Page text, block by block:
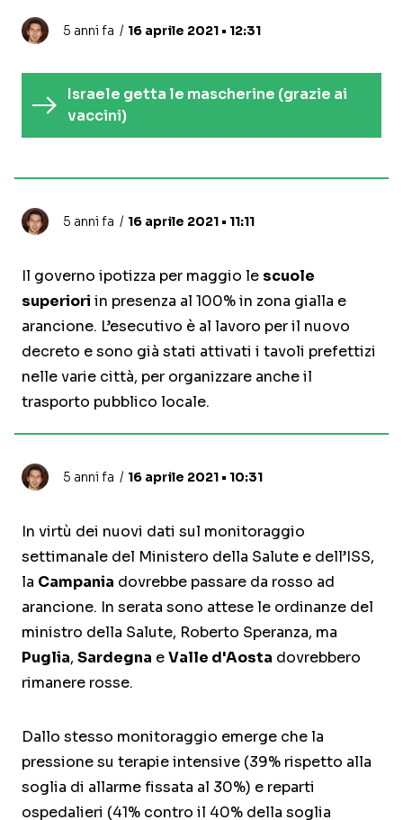
5 anni fa 16 aprile 2021 • 12:31
Israele getta le mascherine (grazie ai
vaccini)
5 anni fa 16 aprile 2021 • 11:11
Il governo ipotizza per maggio le scuole
superiori in presenza al 100% in zona gialla e
arancione. L’esecutivo è al lavoro per il nuovo
decreto e sono già stati attivati i tavoli prefettizi
nelle varie città, per organizzare anche il
trasporto pubblico locale.
5 anni fa 16 aprile 2021 • 10:31
In virtù dei nuovi dati sul monitoraggio
settimanale del Ministero della Salute e dell’ISS,
la Campania dovrebbe passare da rosso ad
arancione. In serata sono attese le ordinanze del
ministro della Salute, Roberto Speranza, ma
Puglia, Sardegna eValle d'Aosta dovrebbero
rimanere rosse.
Dallo stesso monitoraggio emerge che la
pressione su terapie intensive (39% rispetto alla
soglia di allarme fissata al 30%) e reparti
ospedalieri (41% contro il 40% della soglia